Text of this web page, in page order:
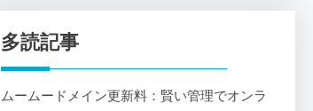
多読記事
ムームードメイン更新料：賢い管理でオンラ